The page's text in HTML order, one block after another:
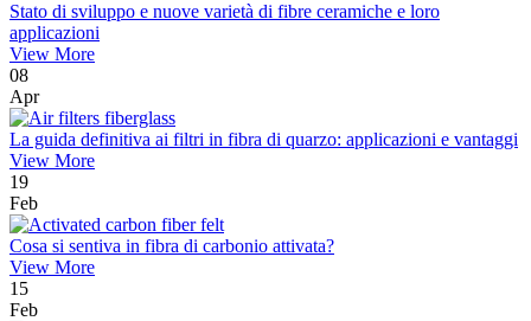
Stato di sviluppo e nuove varietà di fibre ceramiche e loro
applicazioni
View More
08
Apr
La guida definitiva ai filtri in fibra di quarzo: applicazioni e vantaggi
View More
19
Feb
Cosa si sentiva in fibra di carbonio attivata?
View More
15
Feb